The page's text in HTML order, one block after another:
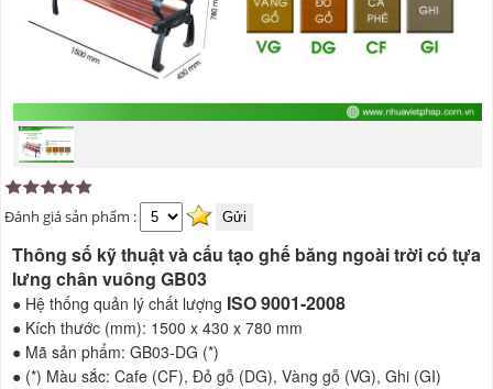
Đánh giá sản phẩm :
Thông số kỹ thuật và cấu tạo ghế băng ngoài trời có tựa
lưng chân vuông GB03
● Hệ thống quản lý chất lượng ISO 9001-2008
● Kích thước (mm): 1500 x 430 x 780 mm
● Mã sản phẩm: GB03-DG (*)
● (*) Màu sắc: Cafe (CF), Đỏ gỗ (DG), Vàng gỗ (VG), Ghi (GI)